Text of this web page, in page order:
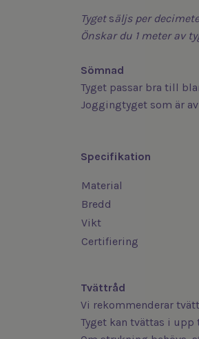
Tyget säljsper
Önskar du 1 meter av
Sömnad
Tyget passar bra till
Joggingtyget som är
Specifikation
Material
Bredd
Vikt
Certifiering
Tvättråd
Vi rekommenderar
Tyget kan tvättas i